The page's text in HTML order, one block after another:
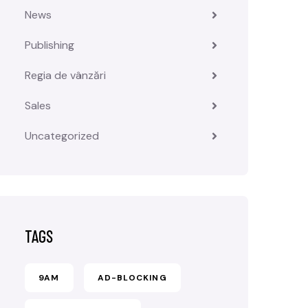
News
Publishing
Regia de vânzări
Sales
Uncategorized
TAGS
9AM AD-BLOCKING